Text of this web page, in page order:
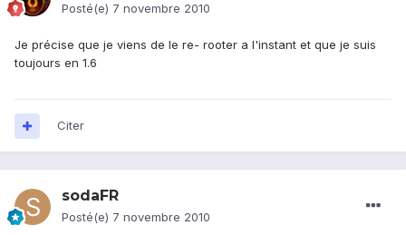
Posté(e) 7 novembre 2010
Je précise que je viens de le re- rooter a l'instant et que je suis
toujours en 1.6
Citer
sodaFR
Posté(e) 7 novembre 2010